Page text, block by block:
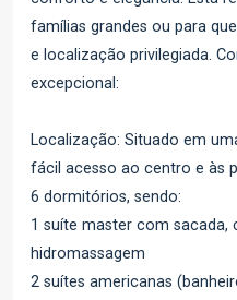
famílias grandes ou para
e localização privilegiada.
excepcional:
Localização: Situado em
fácil acesso ao centro e às
6 dormitórios, sendo:
1 suíte master com sacada,
hidromassagem
2 suítes americanas